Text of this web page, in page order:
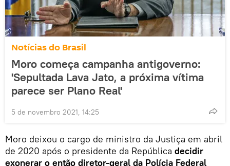
Notícias do Brasil
Moro começa campanha antigoverno:
'Sepultada Lava Jato, a próxima vítima
parece ser Plano Real'
5 de novembro 2021, 14:25
Moro deixou o cargo de ministro da Justiça em abril
de 2020 após o presidente da República decidir
exonerar o então diretor-geral da Polícia Federal